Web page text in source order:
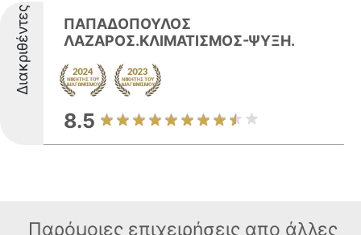
Διακριθέντες
ΠΑΠΑΔΟΠΟΥΛΟΣ
ΛΑΖΑΡΟΣ.ΚΛΙΜΑΤΙΣΜΟΣ-ΨΥΞΗ.
8.5
Παρόμοιες επιχειρήσεις απο άλλες